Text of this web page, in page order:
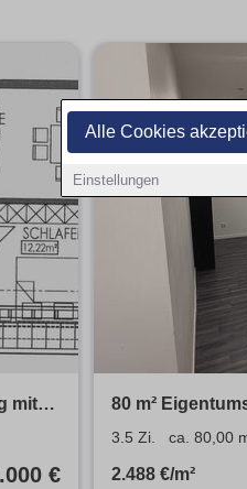
Alle Cookies
Einstellungen
mit
€
80 m²
Provisionsfrei
3.5 Zi. ca. 80,00
2.488 €/m²